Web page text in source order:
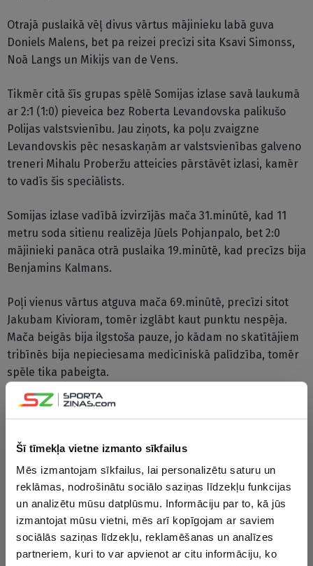
Šī tīmekļa vietne izmanto sīkfailus
Mēs izmantojam sīkfailus, lai personalizētu saturu un
reklāmas, nodrošinātu sociālo saziņas līdzekļu funkcijas
un analizētu mūsu datplūsmu. Informāciju par to, kā jūs
izmantojat mūsu vietni, mēs arī kopīgojam ar saviem
sociālās saziņas līdzekļu, reklamēšanas un analīzes
partneriem, kuri to var apvienot ar citu informāciju, ko
Otrajā puslaikā vēļ divus vārtus mājinieku labā guva
Doniels Malens, bet pa reizei precīzi sita Ksavi Simonss,
Noā Langs un Mikijs van de Vens.
Tikmēr citā šīs grupas spēlē Somijas izlase savā laukumā
ar 2:1 (1:0) pieveica bez Roberta Levandovska palikušo
Polijas valstsvienību. Jau ziņots, ka poļu zvaigzne
Levandovskis pēc nesaskaņām ar valstsvienības galveno
treneri Mihalu Proberžu atteicies pārstāvēt izlasi, kamēr
to vadīs šis speciālists.
Somijas izlase vadībā izvirzījās mača 31.minūtē, kad 11
metru soda sitienu realizēja Jūels Pohjanpalo, bet 2:0
mājinieki panāca otrā puslaika 19.minūtē, kad precīzs bija
Benjamins Kalmans.
Poļi vienus vārtus atguva mača 69.minūtē, precīzi sitot
Jakubam Kivioram, tomēr izglābt kaut punktu nespēja.
Mača beigās bija ilgstoša pauze, jo kādam no skatītājiem
tribīnēs bija nepieciesama medicīniskā palīdzība, tomēr
spēle tika pabeigta.
G grupā par līderi kļuvusi Somijas izlase, kuras kontā ir
spēlēs ir seši punkti, trešie ar sešiem punktiem trīs
mačos ir poļi, Lietuvas izlase trīs spēlēs izcīnījusi divus
punktus, bet Maltai četros mačos ir viens punkts.
Vēl otrdien H grupā Austrijas izlase ar 4:0 (4:0)
izbraukumā droši pieveica Sanmarīno futbolistus. Jau
pirmajā puslaikā divas reizes bumbu mājinieku vārtos
nogādāja Marko Arnautovičs, bet pa reizei precīzi sita